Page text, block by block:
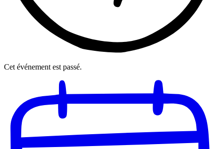
Cet événement est passé.